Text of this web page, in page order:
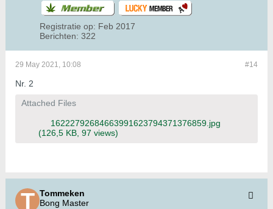
Registratie op: Feb 2017
Berichten: 322
#14
29 May 2021, 10:08
Nr. 2
Attached Files
16222792684663991623794371376859.jpg
(126,5 KB, 97 views)
Tommeken
Bong Master